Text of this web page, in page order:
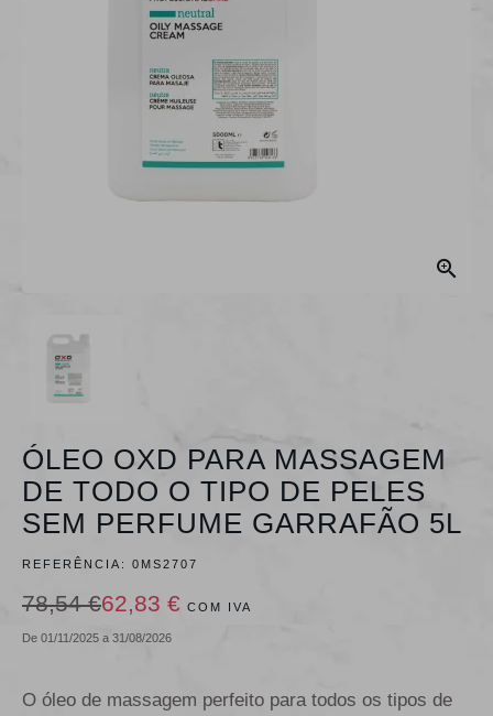

ÓLEO OXD PARA MASSAGEM
DE TODO O TIPO DE PELES
SEM PERFUME GARRAFÃO 5L
REFERÊNCIA: 0MS2707
78,54 €62,83 € COM IVA
De 01/11/2025 a 31/08/2026
O óleo de massagem perfeito para todos os tipos de